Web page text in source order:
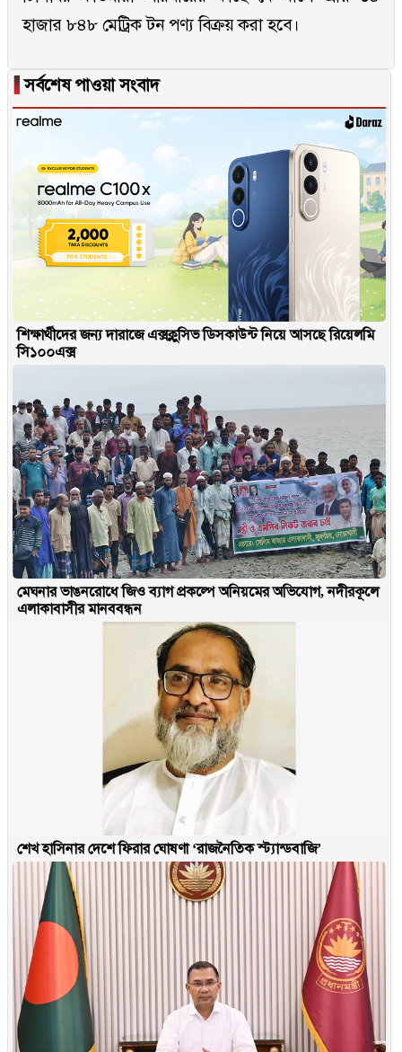
হাজার ৮৪৮ মেট্রিক টন পণ্য বিক্রয় করা হবে।
▐সর্বশেষ পাওয়া সংবাদ
শিক্ষার্থীদের জন্য দারাজে এক্সক্লুসিভ ডিসকাউন্ট নিয়ে আসছে রিয়েলমি
সি১০০এক্স
মেঘনার ভাঙনরোধে জিও ব্যাগ প্রকল্পে অনিয়মের অভিযোগ, নদীরকূলে
এলাকাবাসীর মানববন্ধন
শেখ হাসিনার দেশে ফিরার ঘোষণা ‘রাজনৈতিক স্ট্যান্ডবাজি’